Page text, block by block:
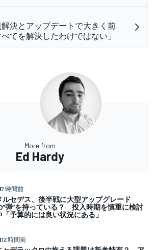
決とアップデートで大きく前
てを解決したわけではない」
More from
Ed Hardy
7 時間前
ルセデス、後半戦に大型アップグレード
“弾”を持っている？ 投入時期を慎重に検討
「予算的には良い状況にある」
12 時間前